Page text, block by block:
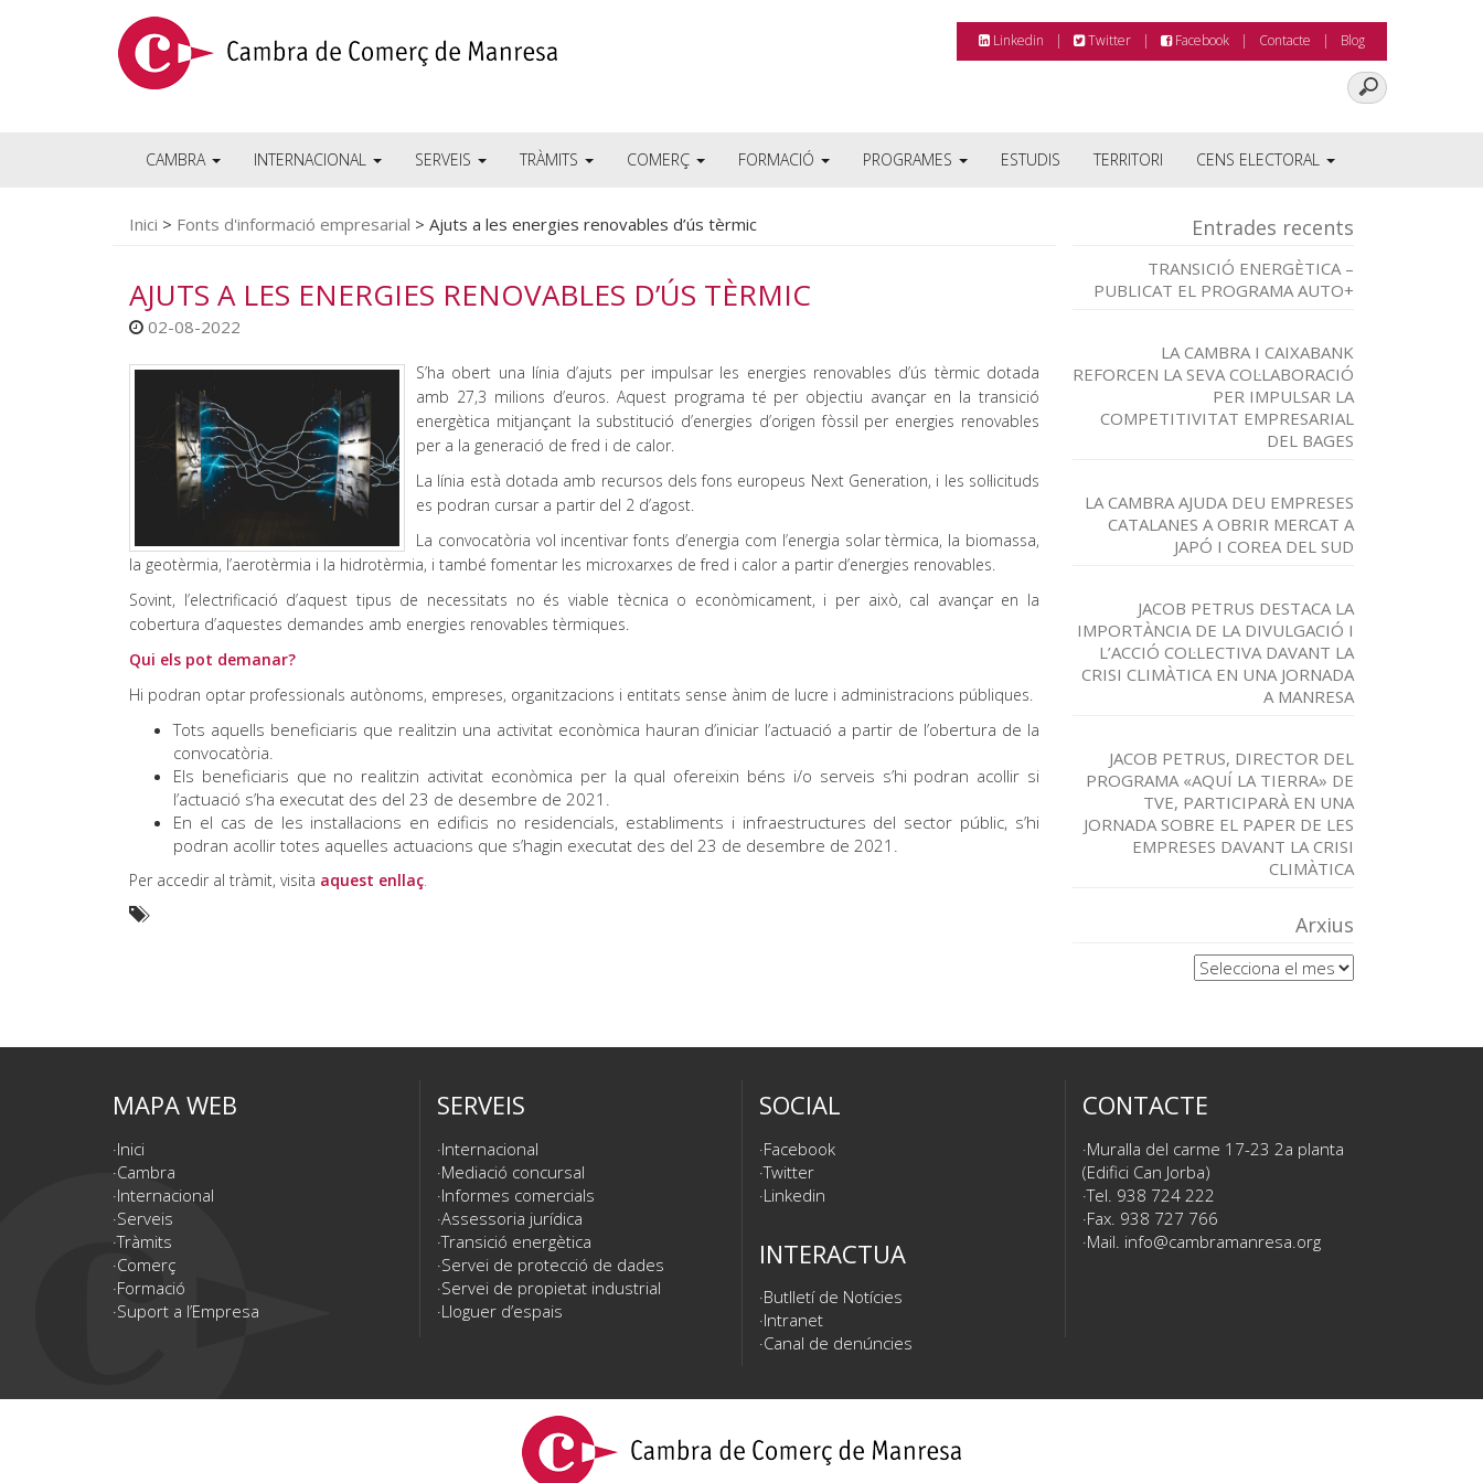
Linkedin Twitter Facebook Contacte Blog
CAMBRA INTERNACIONAL SERVEIS TRÀMITS COMERÇ FORMACIÓ PROGRAMES ESTUDIS TERRITORI CENS ELECTORAL
Inici > Fonts d'informació empresarial > Ajuts a les energies renovables d’ús tèrmic
AJUTS A LES ENERGIES RENOVABLES D’ÚS TÈRMIC
02-08-2022
S’ha obert una línia d’ajuts per impulsar les energies renovables d’ús tèrmic dotada
amb 27,3 milions d’euros. Aquest programa té per objectiu avançar en la transició
energètica mitjançant la substitució d’energies d’origen fòssil per energies renovables
per a la generació de fred i de calor.
La línia està dotada amb recursos dels fons europeus Next Generation, i les sol·licituds
es podran cursar a partir del 2 d’agost.
La convocatòria vol incentivar fonts d’energia com l’energia solar tèrmica, la biomassa,
la geotèrmia, l’aerotèrmia i la hidrotèrmia, i també fomentar les microxarxes de fred i calor a partir d’energies renovables.
Sovint, l’electrificació d’aquest tipus de necessitats no és viable tècnica o econòmicament, i per això, cal avançar en la
cobertura d’aquestes demandes amb energies renovables tèrmiques.
Qui els pot demanar?
Hi podran optar professionals autònoms, empreses, organitzacions i entitats sense ànim de lucre i administracions públiques.
Tots aquells beneficiaris que realitzin una activitat econòmica hauran d’iniciar l’actuació a partir de l’obertura de la
convocatòria.
Els beneficiaris que no realitzin activitat econòmica per la qual ofereixin béns i/o serveis s’hi podran acollir si
l’actuació s’ha executat des del 23 de desembre de 2021.
En el cas de les instal·lacions en edificis no residencials, establiments i infraestructures del sector públic, s’hi
podran acollir totes aquelles actuacions que s’hagin executat des del 23 de desembre de 2021.
Per accedir al tràmit, visita aquest enllaç.
Entrades recents
TRANSICIÓ ENERGÈTICA –
PUBLICAT EL PROGRAMA AUTO+
LA CAMBRA I CAIXABANK
REFORCEN LA SEVA COL·LABORACIÓ
PER IMPULSAR LA
COMPETITIVITAT EMPRESARIAL
DEL BAGES
LA CAMBRA AJUDA DEU EMPRESES
CATALANES A OBRIR MERCAT A
JAPÓ I COREA DEL SUD
JACOB PETRUS DESTACA LA
IMPORTÀNCIA DE LA DIVULGACIÓ I
L’ACCIÓ COL·LECTIVA DAVANT LA
CRISI CLIMÀTICA EN UNA JORNADA
A MANRESA
JACOB PETRUS, DIRECTOR DEL
PROGRAMA «AQUÍ LA TIERRA» DE
TVE, PARTICIPARÀ EN UNA
JORNADA SOBRE EL PAPER DE LES
EMPRESES DAVANT LA CRISI
CLIMÀTICA
Arxius
Arxius
MAPA WEB
Inici
Cambra
Internacional
Serveis
Tràmits
Comerç
Formació
Suport a l’Empresa
SERVEIS
Internacional
Mediació concursal
Informes comercials
Assessoria jurídica
Transició energètica
Servei de protecció de dades
Servei de propietat industrial
Lloguer d’espais
SOCIAL
Facebook
Twitter
Linkedin
INTERACTUA
Butlletí de Notícies
Intranet
Canal de denúncies
CONTACTE
Muralla del carme 17-23 2a planta
(Edifici Can Jorba)
Tel. 938 724 222
Fax. 938 727 766
Mail. info@cambramanresa.org